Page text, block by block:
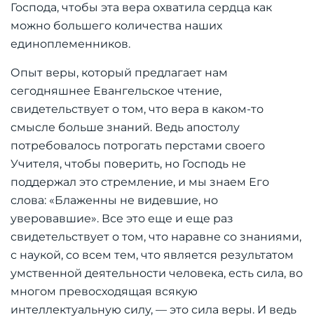
Господа, чтобы эта вера охватила сердца как
можно большего количества наших
единоплеменников.
Опыт веры, который предлагает нам
сегодняшнее Евангельское чтение,
свидетельствует о том, что вера в каком-то
смысле больше знаний. Ведь апостолу
потребовалось потрогать перстами своего
Учителя, чтобы поверить, но Господь не
поддержал это стремление, и мы знаем Его
слова: «Блаженны не видевшие, но
уверовавшие». Все это еще и еще раз
свидетельствует о том, что наравне со знаниями,
с наукой, со всем тем, что является результатом
умственной деятельности человека, есть сила, во
многом превосходящая всякую
интеллектуальную силу, — это сила веры. И ведь